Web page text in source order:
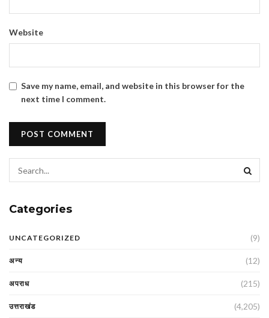
Website
Save my name, email, and website in this browser for the
next time I comment.
Categories
UNCATEGORIZED (9)
अन्य (12)
अपराध (215)
उत्तराखंड (4,205)